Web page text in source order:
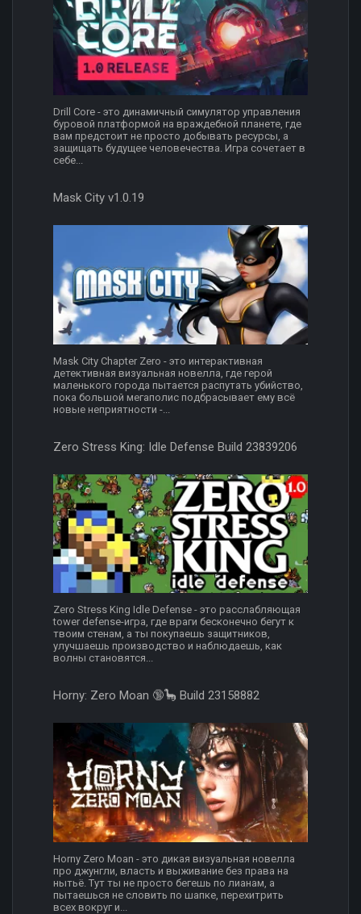
Drill Core - это динамичный симулятор управления
буровой платформой на враждебной планете, где
вам предстоит не просто добывать ресурсы, а
защищать будущее человечества. Игра сочетает в
себе...
Mask City v1.0.19
Mask City Chapter Zero - это интерактивная
детективная визуальная новелла, где герой
маленького города пытается распутать убийство,
пока большой мегаполис подбрасывает ему всё
новые неприятности -...
Zero Stress King: Idle Defense Build 23839206
Zero Stress King Idle Defense - это расслабляющая
tower defense-игра, где враги бесконечно бегут к
твоим стенам, а ты покупаешь защитников,
улучшаешь производство и наблюдаешь, как
волны становятся...
Horny: Zero Moan 🔞🦕 Build 23158882
Horny Zero Moan - это дикая визуальная новелла
про джунгли, власть и выживание без права на
нытьё. Тут ты не просто бегешь по лианам, а
пытаешься не словить по шапке, перехитрить
всех вокруг и...